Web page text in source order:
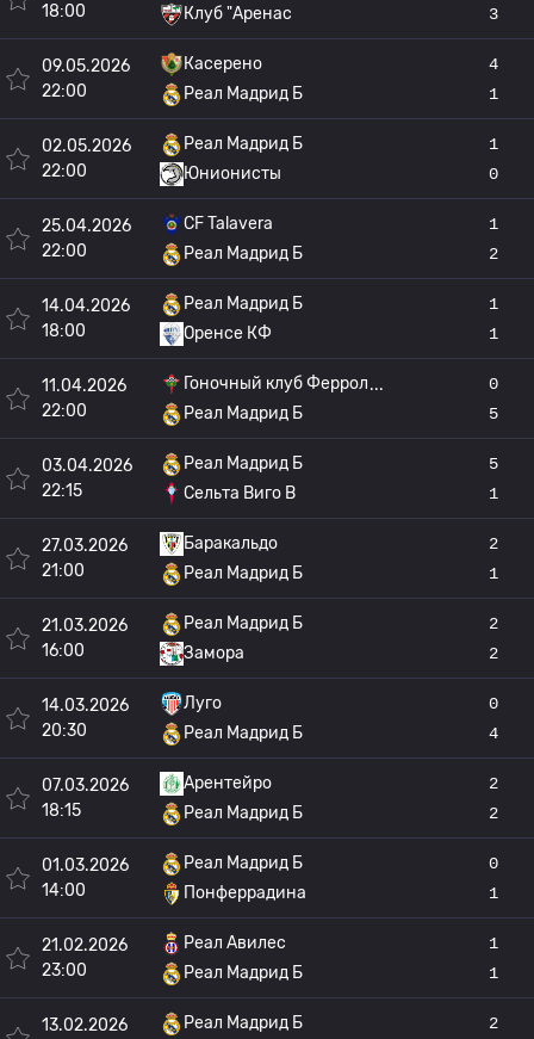
18:00
Клуб "Аренас
3
09.05.2026
22:00
Касерено
Реал Мадрид Б
4
1
02.05.2026
22:00
Реал Мадрид Б
Юнионисты
1
0
25.04.2026
22:00
CF Talavera
Реал Мадрид Б
1
2
14.04.2026
18:00
Реал Мадрид Б
Оренсе КФ
1
1
11.04.2026
22:00
Гоночный клуб Феррол
Реал Мадрид Б
0
5
03.04.2026
22:15
Реал Мадрид Б
Сельта Виго B
5
1
27.03.2026
21:00
Баракальдо
Реал Мадрид Б
2
1
21.03.2026
16:00
Реал Мадрид Б
Замора
2
2
14.03.2026
20:30
Луго
Реал Мадрид Б
0
4
07.03.2026
18:15
Арентейро
Реал Мадрид Б
2
2
01.03.2026
14:00
Реал Мадрид Б
Понферрадина
0
1
21.02.2026
23:00
Реал Авилес
Реал Мадрид Б
1
1
13.02.2026
Реал Мадрид Б
2